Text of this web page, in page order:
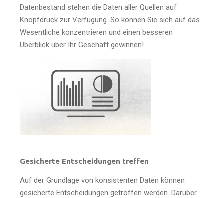
Datenbestand stehen die Daten aller Quellen auf
Knopfdruck zur Verfügung. So können Sie sich auf das
Wesentliche konzentrieren und einen besseren
Überblick über Ihr Geschäft gewinnen!
Gesicherte Entscheidungen treffen
Auf der Grundlage von konsistenten Daten können
gesicherte Entscheidungen getroffen werden. Darüber